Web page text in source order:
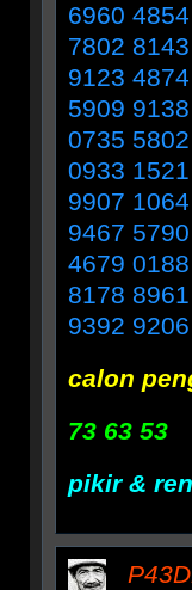
6960
7802
9123
5909
0735
0933
9907
9467
4679
8178
9392
calon
73 63 53
pikir &